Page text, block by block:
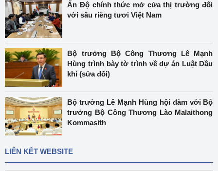
Ấn Độ chính thức mở cửa thị trường đối
với sầu riêng tươi Việt Nam
Bộ trưởng Bộ Công Thương Lê Mạnh
Hùng trình bày tờ trình về dự án Luật Dầu
khí (sửa đổi)
Bộ trưởng Lê Mạnh Hùng hội đàm với Bộ
trưởng Bộ Công Thương Lào Malaithong
Kommasith
LIÊN KẾT WEBSITE